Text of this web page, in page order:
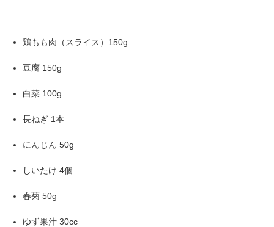
鶏もも肉（スライス）150g
豆腐 150g
白菜 100g
長ねぎ 1本
にんじん 50g
しいたけ 4個
春菊 50g
ゆず果汁 30cc